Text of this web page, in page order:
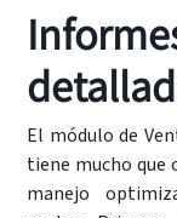
El módulo de
tiene mucho que
manejo